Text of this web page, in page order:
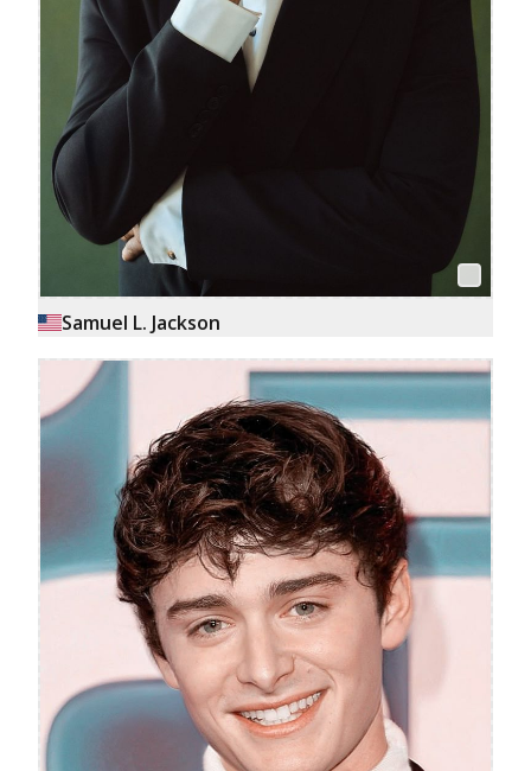
Samuel L. Jackson